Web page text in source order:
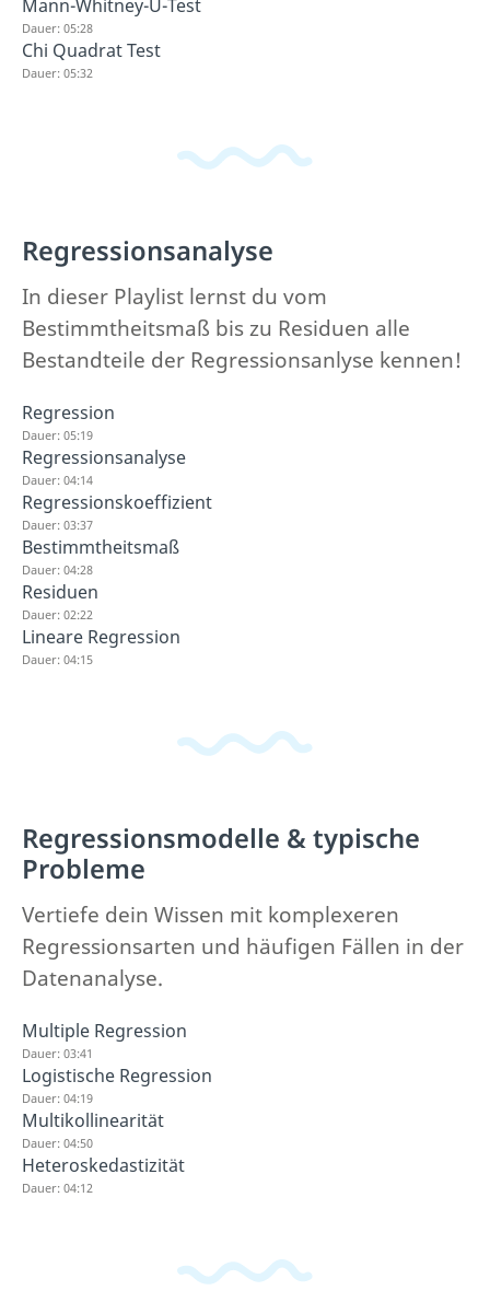
Mann-Whitney-U-Test
Dauer: 05:28
Chi Quadrat Test
Dauer: 05:32
Regressionsanalyse
In dieser Playlist lernst du vom
Bestimmtheitsmaß bis zu Residuen alle
Bestandteile der Regressionsanlyse kennen!
Regression
Dauer: 05:19
Regressionsanalyse
Dauer: 04:14
Regressionskoeffizient
Dauer: 03:37
Bestimmtheitsmaß
Dauer: 04:28
Residuen
Dauer: 02:22
Lineare Regression
Dauer: 04:15
Regressionsmodelle & typische
Probleme
Vertiefe dein Wissen mit komplexeren
Regressionsarten und häufigen Fällen in der
Datenanalyse.
Multiple Regression
Dauer: 03:41
Logistische Regression
Dauer: 04:19
Multikollinearität
Dauer: 04:50
Heteroskedastizität
Dauer: 04:12